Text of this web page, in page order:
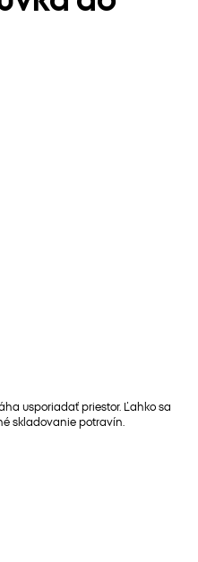
usporiadať priestor. Ľahko sa
skladovanie potravín.